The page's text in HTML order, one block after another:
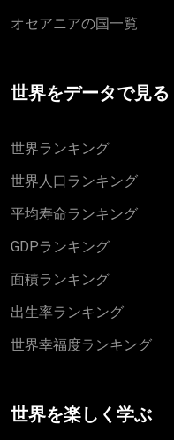
オセアニアの国一覧
世界をデータで見る
世界ランキング
世界人口ランキング
平均寿命ランキング
GDPランキング
面積ランキング
出生率ランキング
世界幸福度ランキング
世界を楽しく学ぶ